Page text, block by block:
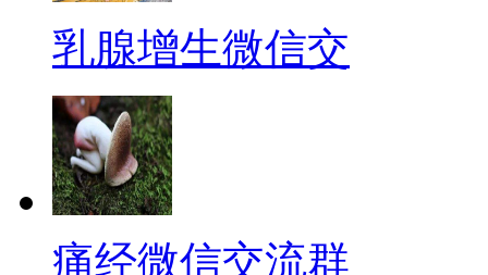
乳腺增生微信交
痛经微信交流群